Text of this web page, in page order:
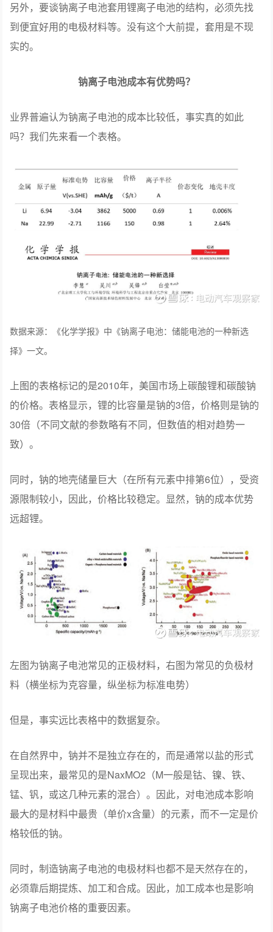
另外，要谈钠离子电池套用锂离子电池的结构，必须先找
到便宜好用的电极材料等。没有这个大前提，套用是不现
实的。
钠离子电池成本有优势吗？
业界普遍认为钠离子电池的成本比较低，事实真的如此
吗？我们先来看一个表格。
数据来源：《化学学报》中《钠离子电池：储能电池的一种新选
择》一文。
上图的表格标记的是2010年，美国市场上碳酸锂和碳酸钠
的价格。表格显示，锂的比容量是钠的3倍，价格则是钠的
30倍（不同文献的参数略有不同，但数值的相对趋势一
致）。
同时，钠的地壳储量巨大（在所有元素中排第6位），受资
源限制较小，因此，价格比较稳定。显然，钠的成本优势
远超锂。
左图为钠离子电池常见的正极材料，右图为常见的负极材
料（横坐标为克容量，纵坐标为标准电势）
但是，事实远比表格中的数据复杂。
在自然界中，钠并不是独立存在的，而是通常以盐的形式
呈现出来，最常见的是NaxMO2（M一般是钴、镍、铁、
锰、钒，或这几种元素的混合）。因此，对电池成本影响
最大的是材料中最贵（单价x含量）的元素，而不一定是价
格较低的钠。
同时，制造钠离子电池的电极材料也都不是天然存在的，
必须靠后期提炼、加工和合成。因此，加工成本也是影响
钠离子电池价格的重要因素。